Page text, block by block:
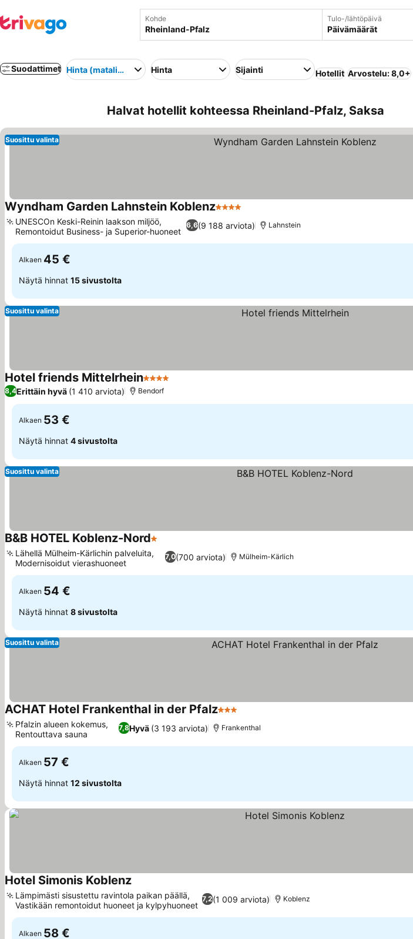
Kohde Tulo-/lähtöpäivä
Päivämäärät
Suodattimet Hinta (matalimmasta korkeimpaan)
Hinta Sijainti Hotellit Arvostelu: 8,0+
Halvat hotellit kohteessa Rheinland-Pfalz, Saksa
Suosittu valinta
Wyndham Garden Lahnstein Koblenz4 Tähtiluokitus
6,6(9 188 arviota)
UNESCOn Keski-Reinin laakson miljöö,
Remontoidut Business- ja Superior-huoneet
Lahnstein
Alkaen 45 €
Näytä hinnat 15 sivustolta
Suosittu valinta
Hotel friends Mittelrhein4 Tähtiluokitus
8,4Erittäin hyvä (1 410 arviota) Bendorf
Alkaen 53 €
Näytä hinnat 4 sivustolta
Suosittu valinta
B&B HOTEL Koblenz-Nord1 Tähtiluokitus
7,0(700 arviota)
Lähellä Mülheim-Kärlichin palveluita,
Modernisoidut vierashuoneet
Mülheim-Kärlich
Alkaen 54 €
Näytä hinnat 8 sivustolta
Suosittu valinta
ACHAT Hotel Frankenthal in der Pfalz3 Tähtiluokitus
7,8Hyvä (3 193 arviota)
Pfalzin alueen kokemus,
Rentouttava sauna
Frankenthal
Alkaen 57 €
Näytä hinnat 12 sivustolta
Hotel Simonis KoblenzKatso hinnat
7,2(1 009 arviota)
Lämpimästi sisustettu ravintola paikan päällä,
Vastikään remontoidut huoneet ja kylpyhuoneet
Koblenz
Alkaen 58 €